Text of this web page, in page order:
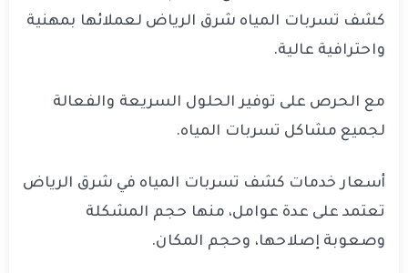
كشف تسربات المياه شرق الرياض لعملائها بمهنية
واحترافية عالية.
مع الحرص على توفير الحلول السريعة والفعالة
لجميع مشاكل تسربات المياه.
أسعار خدمات كشف تسربات المياه في شرق الرياض
تعتمد على عدة عوامل، منها حجم المشكلة
وصعوبة إصلاحها، وحجم المكان.